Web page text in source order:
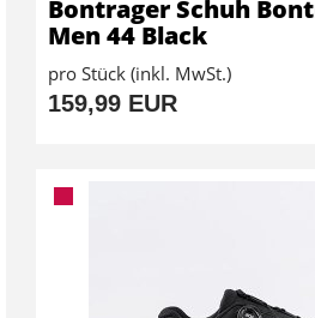
Bontrager Schuh
Men 44 Black
pro Stück (inkl. MwSt.)
159,99 EUR